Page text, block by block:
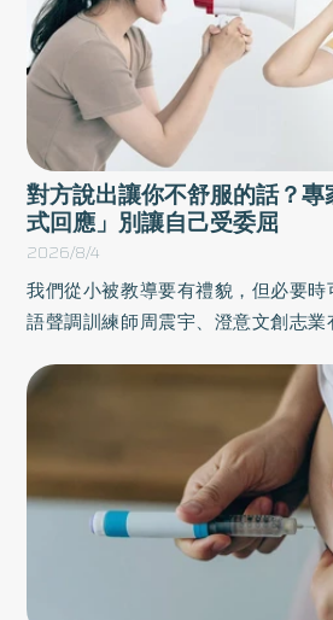
對方說出讓你不舒服的話？
式回應」別讓自己受委屈
2026/8/4
我們從小被教導要有禮貌，但必要
語聲調訓練師周震宇、澄意文創志業
巧，帶領讀者從「無意識的反應
應」，不壓抑情緒、不惡語相向
耗，引導他人以適當的方式對待自己。